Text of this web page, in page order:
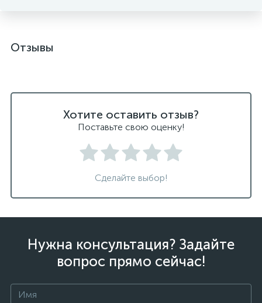
Отзывы
Хотите оставить отзыв?
Поставьте свою оценку!
Сделайте выбор!
Нужна консультация? Задайте
вопрос прямо сейчас!